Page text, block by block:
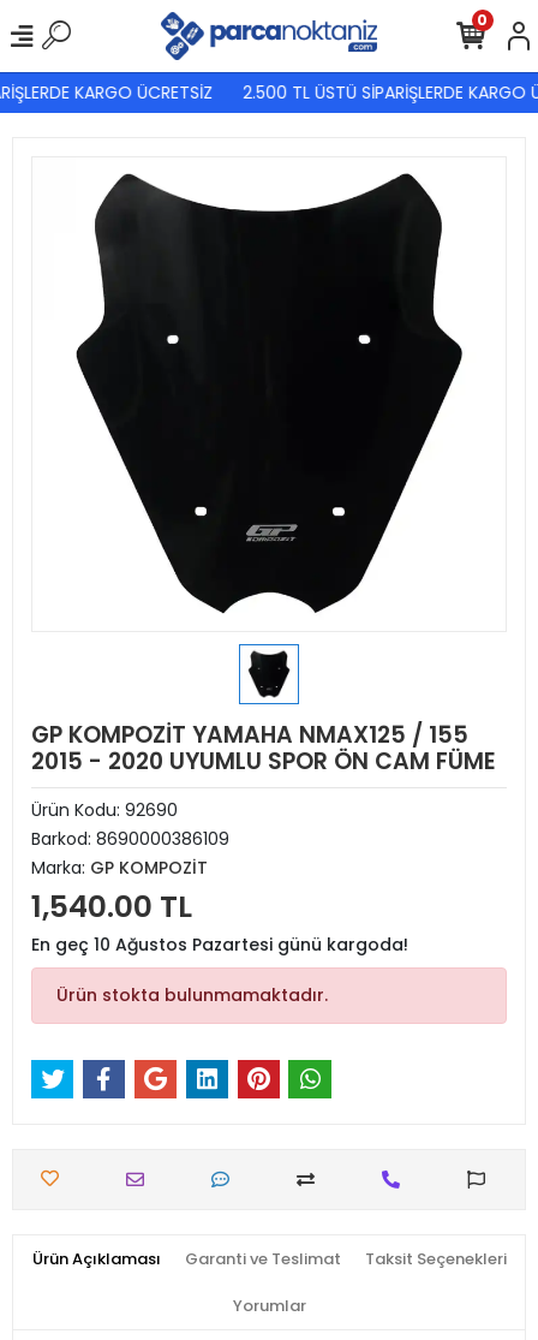
KARGO ÜCRETSİZ 2.500 TL ÜSTÜ SİPARİŞLERDE KARGO
0
GP KOMPOZİT YAMAHA NMAX125 / 155
2015 - 2020 UYUMLU SPOR ÖN CAM FÜME
Ürün Kodu: 92690
Barkod: 8690000386109
Marka: GP KOMPOZİT
1,540.00 TL
En geç 10 Ağustos Pazartesi günü kargoda!
Ürün stokta bulunmamaktadır.
Ürün Açıklaması Garanti ve Teslimat Taksit Seçenekleri
Yorumlar